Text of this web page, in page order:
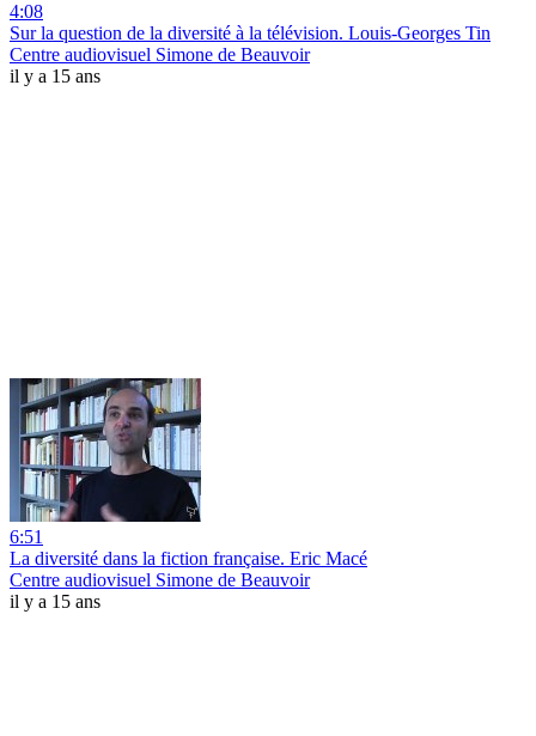
4:08
Sur la question de la diversité à la télévision. Louis-Georges Tin
Centre audiovisuel Simone de Beauvoir
il y a 15 ans
6:51
La diversité dans la fiction française. Eric Macé
Centre audiovisuel Simone de Beauvoir
il y a 15 ans